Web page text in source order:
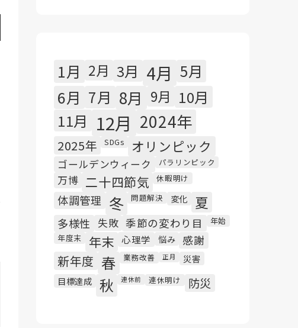
1月 2月 3月 4月 5月
6月 7月 8月 9月 10月
11月 12月 2024年
2025年 SDGs オリンピック
ゴールデンウィーク パラリンピック
万博 二十四節気 休暇明け
体調管理 冬 問題解決 変化 夏
多様性 失敗 季節の変わり目
年始
年度末
年末 心理学 悩み 感謝
新年度 春 業務改善 正月
災害
目標達成
秋 連休前 連休明け 防災